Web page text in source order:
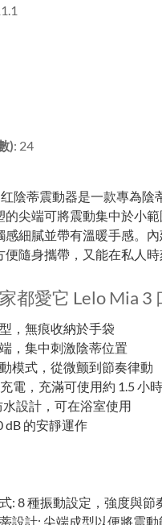
): 24
红陰蒂震動器是一款專為
的尖端可將震動集中於小
感細膩並帶有溫暖手感。
便隨身攜帶，又能在私人
都愛它 Lelo Mia 3
，無痕收納於手袋
，集中刺激陰蒂位置
模式，從微颤到節奏律動
電，充滿可使用約 1.5 小時
水設計，可在浴室使用
dB 的安靜運作
: 8 種振動設定，強度與
設計: 尖端成型以便將震